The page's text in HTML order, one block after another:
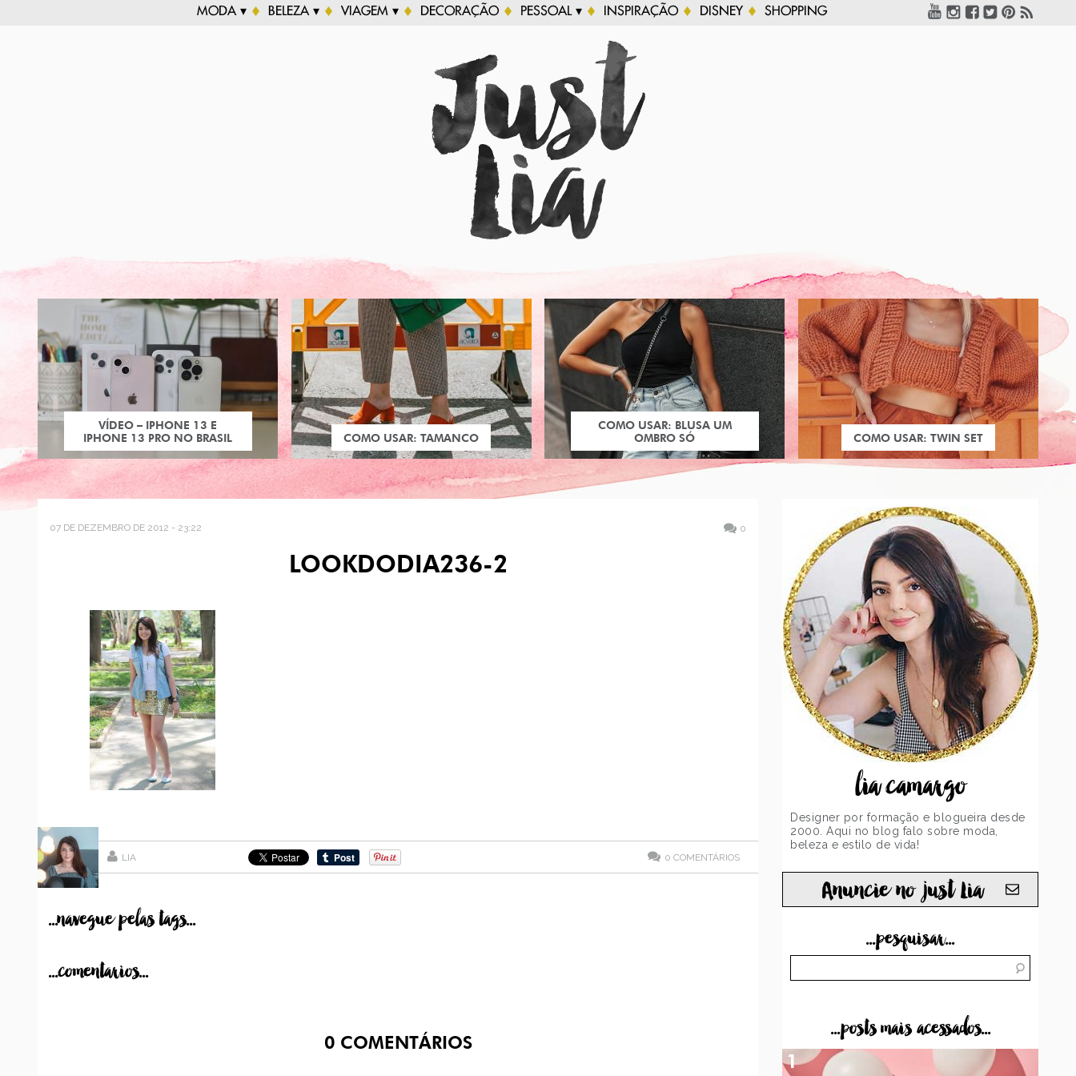
MODA ▾ BELEZA ▾ VIAGEM ▾ DECORAÇÃO PESSOAL ▾ INSPIRAÇÃO DISNEY SHOPPING
VÍDEO – IPHONE 13 E
IPHONE 13 PRO NO BRASIL
COMO USAR: TAMANCO
COMO USAR: BLUSA UM
OMBRO SÓ
COMO USAR: TWIN SET
07 DE DEZEMBRO DE 2012 - 23:22 0
LOOKDODIA236-2
LIA 0 COMENTÁRIOS
...navegue pelas tags...
...comentarios...
0COMENTÁRIOS
lia camargo
Designer por formação e blogueira desde
2000. Aqui no blog falo sobre moda,
beleza e estilo de vida!
Anuncie no just Lia
...pesquisar...
...posts mais acessados...
1